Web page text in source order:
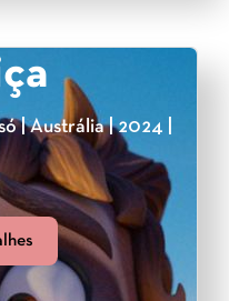
| Austrália | 2024 |